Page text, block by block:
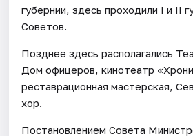
губернии, здесь проходили I и II
Советов.
Позднее здесь располагались
Дом офицеров, кинотеатр
реставрационная мастерская,
хор.
Постановлением Совета